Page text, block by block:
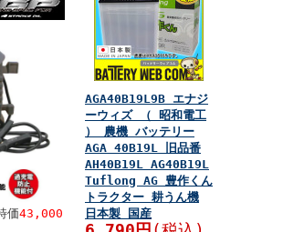
価43,000
AGA40B19L9B エナジ
ーウィズ （ 昭和電工
） 農機 バッテリー
AGA 40B19L 旧品番
AH40B19L AG40B19L
Tuflong AG 豊作くん
トラクター 耕うん機
日本製 国産